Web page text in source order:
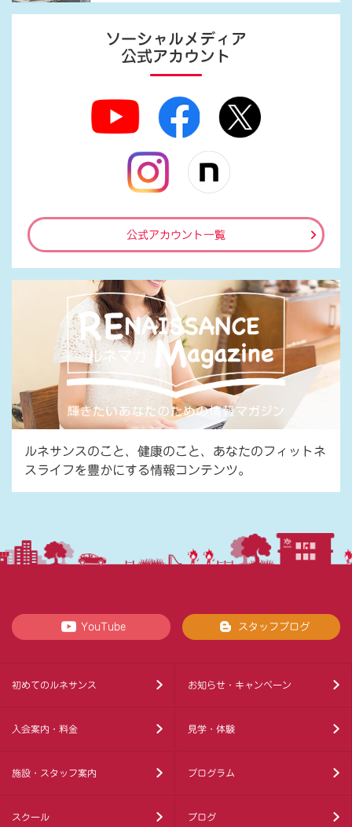
ソーシャルメディア
公式アカウント
公式アカウント一覧
ルネサンスのこと、健康のこと、あなたのフィットネ
スライフを豊かにする情報コンテンツ。
YouTube スタッフブログ
初めてのルネサンス お知らせ・キャンペーン
入会案内・料金 見学・体験
施設・スタッフ案内 プログラム
スクール ブログ